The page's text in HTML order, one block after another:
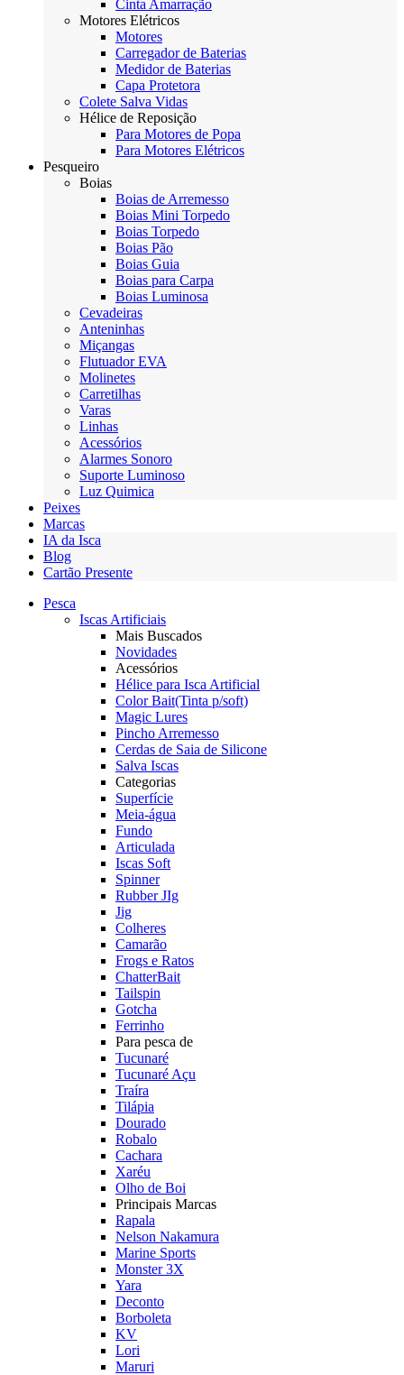
Cinta Amarração
Motores Elétricos
Motores
Carregador de Baterias
Medidor de Baterias
Capa Protetora
Colete Salva Vidas
Hélice de Reposição
Para Motores de Popa
Para Motores Elétricos
Pesqueiro
Boias
Boias de Arremesso
Boias Mini Torpedo
Boias Torpedo
Boias Pão
Boias Guia
Boias para Carpa
Boias Luminosa
Cevadeiras
Anteninhas
Miçangas
Flutuador EVA
Molinetes
Carretilhas
Varas
Linhas
Acessórios
Alarmes Sonoro
Suporte Luminoso
Luz Quimica
Peixes
Marcas
IA da Isca
Blog
Cartão Presente
Pesca
Iscas Artificiais
Mais Buscados
Novidades
Acessórios
Hélice para Isca Artificial
Color Bait(Tinta p/soft)
Magic Lures
Pincho Arremesso
Cerdas de Saia de Silicone
Salva Iscas
Categorias
Superfície
Meia-água
Fundo
Articulada
Iscas Soft
Spinner
Rubber JIg
Jig
Colheres
Camarão
Frogs e Ratos
ChatterBait
Tailspin
Gotcha
Ferrinho
Para pesca de
Tucunaré
Tucunaré Açu
Traíra
Tilápia
Dourado
Robalo
Cachara
Xaréu
Olho de Boi
Principais Marcas
Rapala
Nelson Nakamura
Marine Sports
Monster 3X
Yara
Deconto
Borboleta
KV
Lori
Maruri